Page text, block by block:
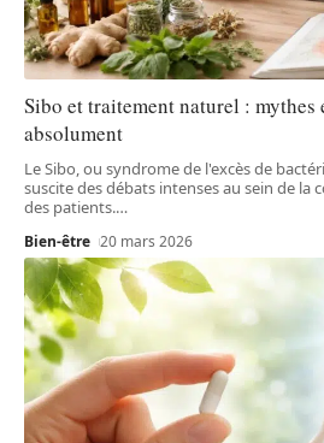
Sibo et traitement naturel : mythes
absolument
Le Sibo, ou syndrome de l'excès de
suscite des débats intenses au sein de la
des patients.…
Bien-être 20 mars 2026